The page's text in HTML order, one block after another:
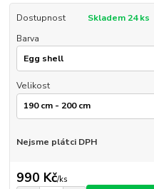
Dostupnost
Skladem 24 ks
Barva
Velikost
Nejsme plátci DPH
990 Kč/ks